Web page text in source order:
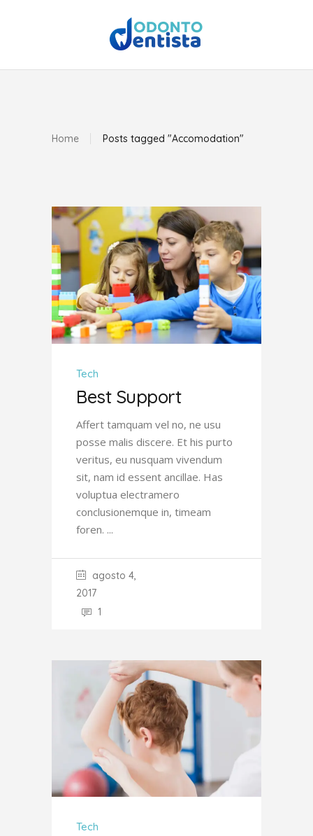
Home Posts tagged "Accomodation"
Tech
Best Support
Affert tamquam vel no, ne usu
posse malis discere. Et his purto
veritus, eu nusquam vivendum
sit, nam id essent ancillae. Has
voluptua electramero
conclusionemque in, timeam
foren.
agosto 4,
2017
1
Tech